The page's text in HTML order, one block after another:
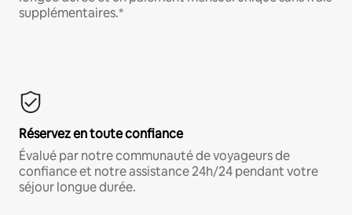
supplémentaires.*
Réservez en toute confiance
Évalué par notre communauté de voyageurs de
confiance et notre assistance 24h/24 pendant votre
séjour longue durée.